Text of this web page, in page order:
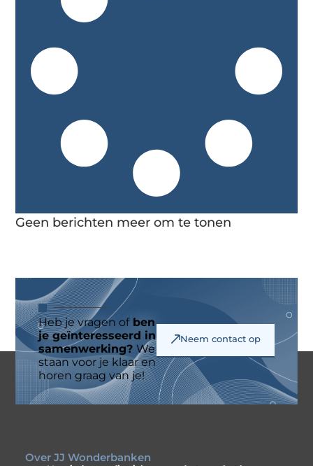
Geen berichten meer om te tonen
Heb je vragen ofben
je geïnteresseerd in
samenwerking? We
staan voor je klaar en
horen graag van je!
Neem contact op
Over JJ Wonderbanken